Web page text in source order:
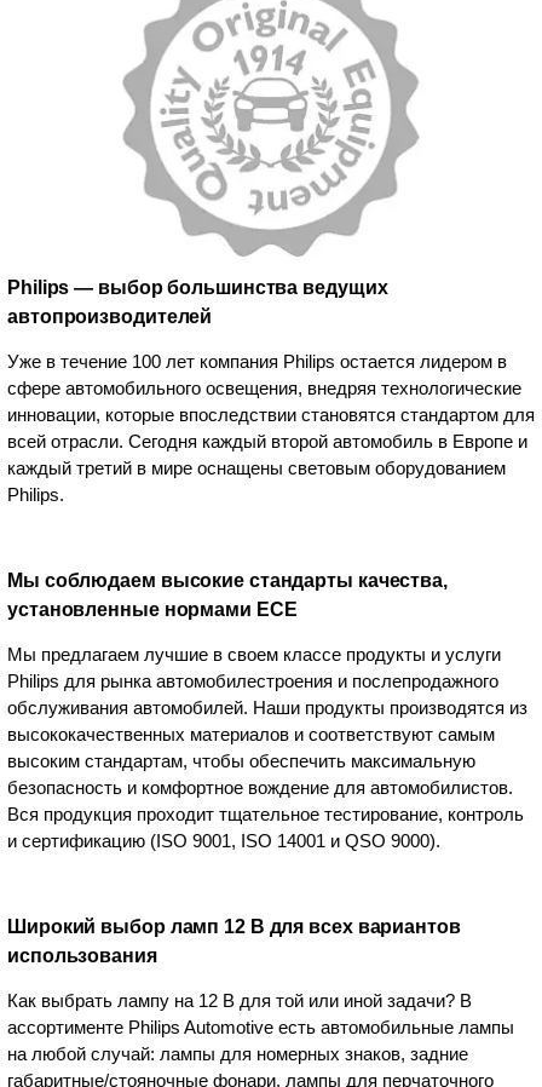
Philips — выбор большинства ведущих
автопроизводителей
Уже в течение 100 лет компания Philips остается лидером в
сфере автомобильного освещения, внедряя технологические
инновации, которые впоследствии становятся стандартом для
всей отрасли. Сегодня каждый второй автомобиль в Европе и
каждый третий в мире оснащены световым оборудованием
Philips.
Мы соблюдаем высокие стандарты качества,
установленные нормами ECE
Мы предлагаем лучшие в своем классе продукты и услуги
Philips для рынка автомобилестроения и послепродажного
обслуживания автомобилей. Наши продукты производятся из
высококачественных материалов и соответствуют самым
высоким стандартам, чтобы обеспечить максимальную
безопасность и комфортное вождение для автомобилистов.
Вся продукция проходит тщательное тестирование, контроль
и сертификацию (ISO 9001, ISO 14001 и QSO 9000).
Широкий выбор ламп 12 В для всех вариантов
использования
Как выбрать лампу на 12 В для той или иной задачи? В
ассортименте Philips Automotive есть автомобильные лампы
на любой случай: лампы для номерных знаков, задние
габаритные/стояночные фонари, лампы для перчаточного